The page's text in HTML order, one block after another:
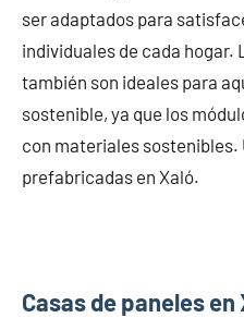
ser adaptados para
individuales de cada hogar.
también son ideales para
sostenible, ya que los
con materiales sostenibles.
prefabricadas en Xaló.
Casas de paneles en